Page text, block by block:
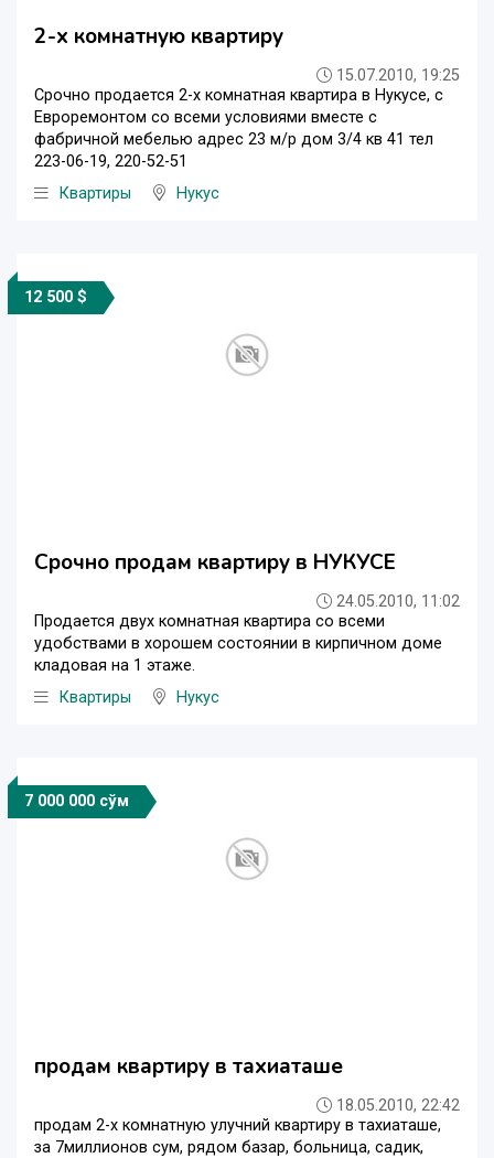
2-x комнатную квартиру
15.07.2010, 19:25
Срочно продается 2-х комнатная квартира в Нукусе, с
Евроремонтом со всеми условиями вместе с
фабричной мебелью адрес 23 м/р дом 3/4 кв 41 тел
223-06-19, 220-52-51
Квартиры
Нукус
12 500 $
Срочно продам квартиру в НУКУСЕ
24.05.2010, 11:02
Продается двух комнатная квартира со всеми
удобствами в хорошем состоянии в кирпичном доме
кладовая на 1 этаже.
Квартиры
Нукус
7 000 000 сўм
продам квартиру в тахиаташе
18.05.2010, 22:42
продам 2-х комнатную улучний квартиру в тахиаташе,
за 7миллионов сум, рядом базар, больница, садик,